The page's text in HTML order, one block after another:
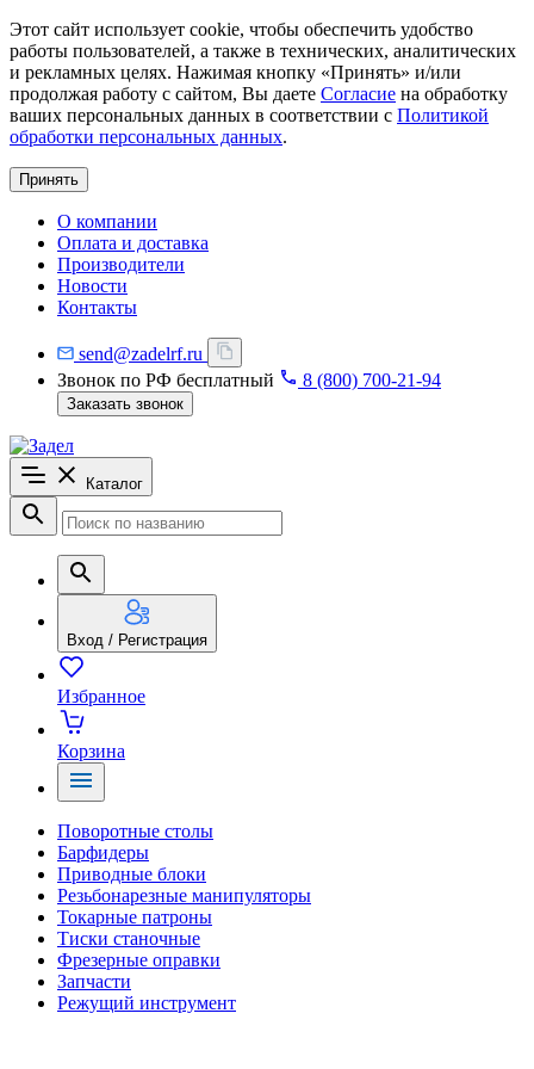
Этот сайт использует cookie, чтобы обеспечить удобство
работы пользователей, а также в технических, аналитических
и рекламных целях. Нажимая кнопку «Принять» и/или
продолжая работу с сайтом, Вы даете Согласие на обработку
ваших персональных данных в соответствии с Политикой
обработки персональных данных.
Принять
О компании
Оплата и доставка
Производители
Новости
Контакты
send@zadelrf.ru
Звонок по РФ бесплатный
8 (800) 700-21-94
Заказать звонок
Каталог
Вход / Регистрация
Избранное
Корзина
Поворотные столы
Барфидеры
Приводные блоки
Резьбонарезные манипуляторы
Токарные патроны
Тиски станочные
Фрезерные оправки
Запчасти
Режущий инструмент